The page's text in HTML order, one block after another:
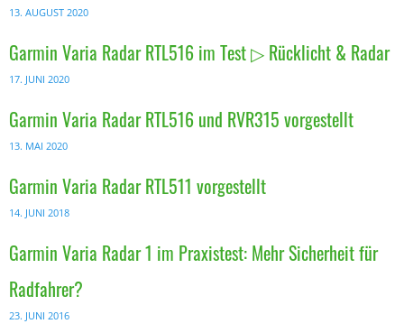
13. AUGUST 2020
Garmin Varia Radar RTL516 im Test ▷ Rücklicht & Radar
17. JUNI 2020
Garmin Varia Radar RTL516 und RVR315 vorgestellt
13. MAI 2020
Garmin Varia Radar RTL511 vorgestellt
14. JUNI 2018
Garmin Varia Radar 1 im Praxistest: Mehr Sicherheit für
Radfahrer?
23. JUNI 2016